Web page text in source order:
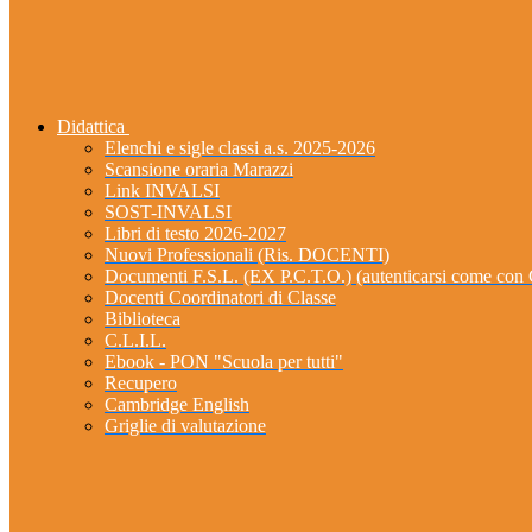
Didattica
Elenchi e sigle classi a.s. 2025-2026
Scansione oraria Marazzi
Link INVALSI
SOST-INVALSI
Libri di testo 2026-2027
Nuovi Professionali (Ris. DOCENTI)
Documenti F.S.L. (EX P.C.T.O.) (autenticarsi come
Docenti Coordinatori di Classe
Biblioteca
C.L.I.L.
Ebook - PON "Scuola per tutti"
Recupero
Cambridge English
Griglie di valutazione